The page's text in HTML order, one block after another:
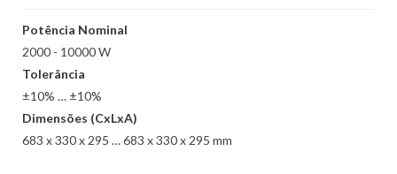
Potência Nominal
2000 - 10000 W
Tolerância
±10% … ±10%
Dimensões (CxLxA)
683 x 330 x 295 … 683 x 330 x 295 mm